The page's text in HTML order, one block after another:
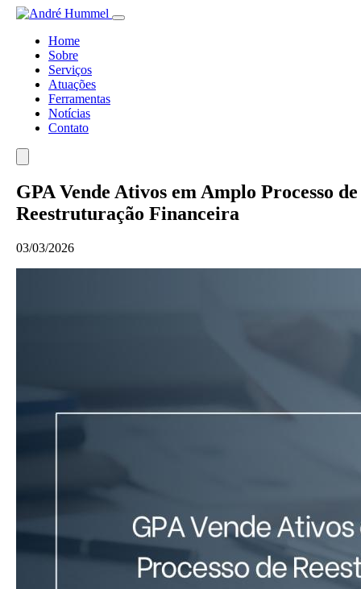
Home
Sobre
Serviços
Atuações
Ferramentas
Notícias
Contato
GPA Vende Ativos em Amplo Processo de
Reestruturação Financeira
03/03/2026